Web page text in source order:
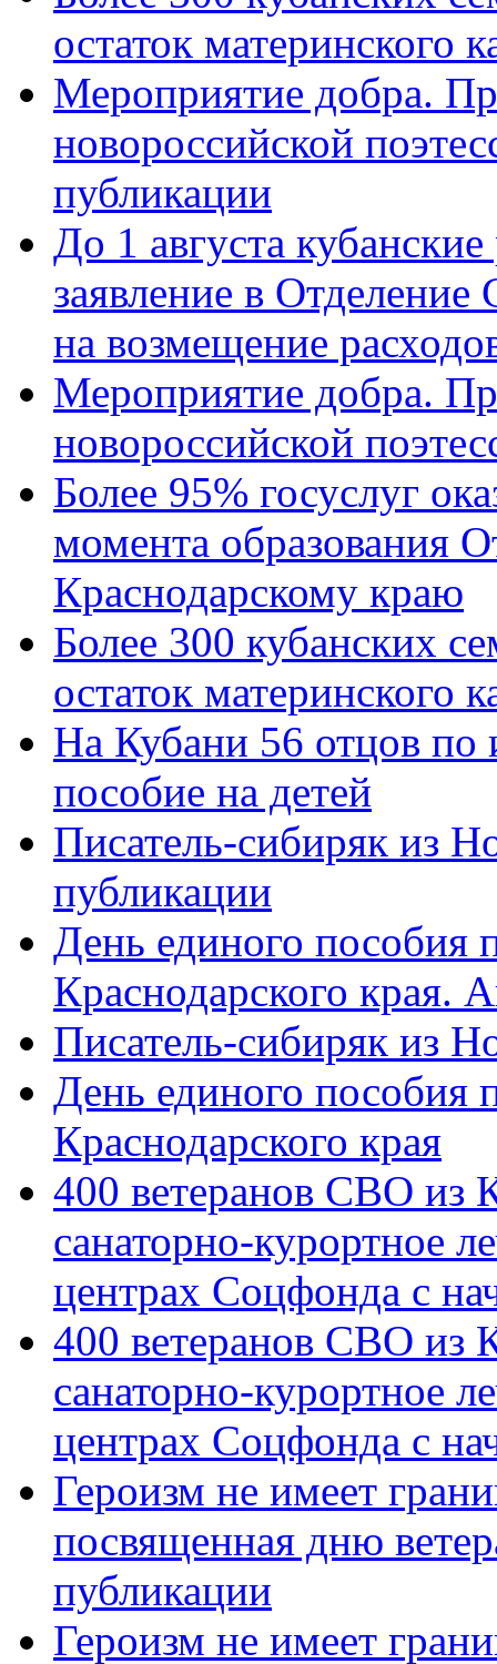
остаток материнского
Мероприятие добра.
новороссийской
публикации
До 1 августа
заявление в
на возмещение
Мероприятие добра.
новороссийской
Более 95% госуслуг
момента образования
Краснодарскому краю
Более 300 кубанских
остаток материнского
На Кубани 56 отцов по
пособие на детей
Писатель-сибиряк из
публикации
День единого пособия
Краснодарского края.
Писатель-сибиряк из
День единого пособия
Краснодарского края
400 ветеранов СВО из
санаторно-курортное
центрах Соцфонда с
400 ветеранов СВО из
санаторно-курортное
центрах Соцфонда с
Героизм не имеет
посвященная дню
публикации
Героизм не имеет